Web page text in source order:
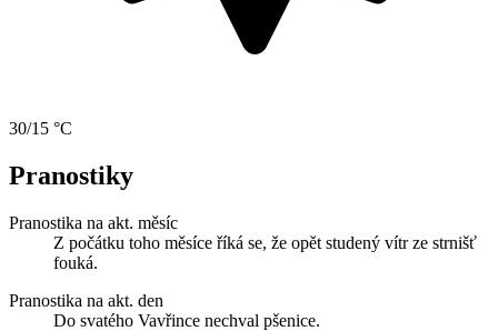
30/15 °C
Pranostiky
Pranostika na akt. měsíc
Z počátku toho měsíce říká se, že opět studený vítr ze strnišť
fouká.
Pranostika na akt. den
Do svatého Vavřince nechval pšenice.